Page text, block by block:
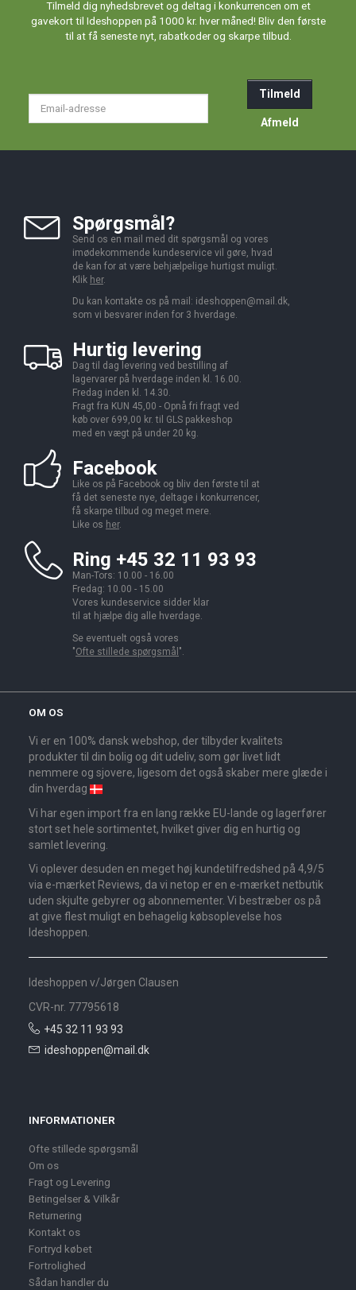
Tilmeld dig nyhedsbrevet og deltag i konkurrencen om et
gavekort til Ideshoppen på 1000 kr. hver måned! Bliv den første
til at få seneste nyt, rabatkoder og skarpe tilbud.
Tilmeld
Afmeld
Spørgsmål?
Send os en mail med dit spørgsmål og vores
imødekommende kundeservice vil gøre, hvad
de kan for at være behjælpelige hurtigst muligt.
Klik her.
Du kan kontakte os på mail: ideshoppen@mail.dk,
som vi besvarer inden for 3 hverdage.
Hurtig levering
Dag til dag levering ved bestilling af
lagervarer på hverdage inden kl. 16.00.
Fredag inden kl. 14.30.
Fragt fra KUN 45,00 - Opnå fri fragt ved
køb over 699,00 kr. til GLS pakkeshop
med en vægt på under 20 kg.
Facebook
Like os på Facebook og bliv den første til at
få det seneste nye, deltage i konkurrencer,
få skarpe tilbud og meget mere.
Like os her.
Ring +45 32 11 93 93
Man-Tors: 10.00 - 16.00
Fredag: 10.00 - 15.00
Vores kundeservice sidder klar
til at hjælpe dig alle hverdage.
Se eventuelt også vores
"Ofte stillede spørgsmål ".
OM OS
Vi er en 100% dansk webshop, der tilbyder kvalitets
produkter til din bolig og dit udeliv, som gør livet lidt
nemmere og sjovere, ligesom det også skaber mere glæde i
din hverdag
Vi har egen import fra en lang række EU-lande og lagerfører
stort set hele sortimentet, hvilket giver dig en hurtig og
samlet levering.
Vi oplever desuden en meget høj kundetilfredshed på 4,9/5
via e-mærket Reviews, da vi netop er en e-mærket netbutik
uden skjulte gebyrer og abonnementer. Vi bestræber os på
at give flest muligt en behagelig købsoplevelse hos
Ideshoppen.
Ideshoppen v/Jørgen Clausen
CVR-nr. 77795618
+45 32 11 93 93
ideshoppen@mail.dk
INFORMATIONER
Ofte stillede spørgsmål
Om os
Fragt og Levering
Betingelser & Vilkår
Returnering
Kontakt os
Fortryd købet
Fortrolighed
Sådan handler du